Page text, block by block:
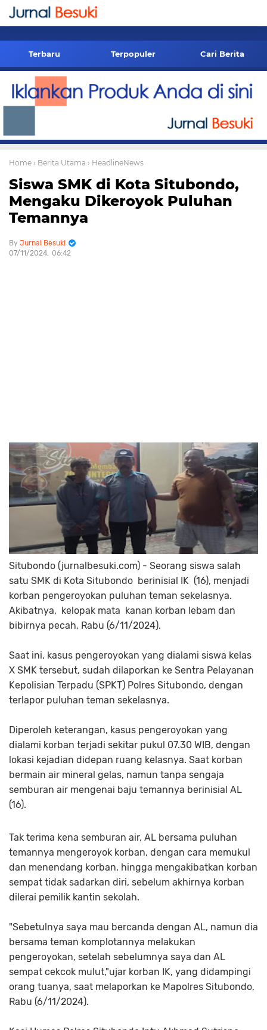
-->
Terbaru Terpopuler Cari Berita
Home › Berita Utama › HeadlineNews
Siswa SMK di Kota Situbondo,
Mengaku Dikeroyok Puluhan
Temannya
Jurnal Besuki
07/11/2024 06:42
Situbondo (jurnalbesuki.com) - Seorang siswa salah
satu SMK di Kota Situbondo berinisial IK (16), menjadi
korban pengeroyokan puluhan teman sekelasnya.
Akibatnya, kelopak mata kanan korban lebam dan
bibirnya pecah, Rabu (6/11/2024).
Saat ini, kasus pengeroyokan yang dialami siswa kelas
X SMK tersebut, sudah dilaporkan ke Sentra Pelayanan
Kepolisian Terpadu (SPKT) Polres Situbondo, dengan
terlapor puluhan teman sekelasnya.
Diperoleh keterangan, kasus pengeroyokan yang
dialami korban terjadi sekitar pukul 07.30 WIB, dengan
lokasi kejadian didepan ruang kelasnya. Saat korban
bermain air mineral gelas, namun tanpa sengaja
semburan air mengenai baju temannya berinisial AL
(16).
Tak terima kena semburan air, AL bersama puluhan
temannya mengeroyok korban, dengan cara memukul
dan menendang korban, hingga mengakibatkan korban
sempat tidak sadarkan diri, sebelum akhirnya korban
dilerai pemilik kantin sekolah.
"Sebetulnya saya mau bercanda dengan AL, namun dia
bersama teman komplotannya melakukan
pengeroyokan, setelah sebelumnya saya dan AL
sempat cekcok mulut,"ujar korban IK, yang didampingi
orang tuanya, saat melaporkan ke Mapolres Situbondo,
Rabu (6/11/2024).